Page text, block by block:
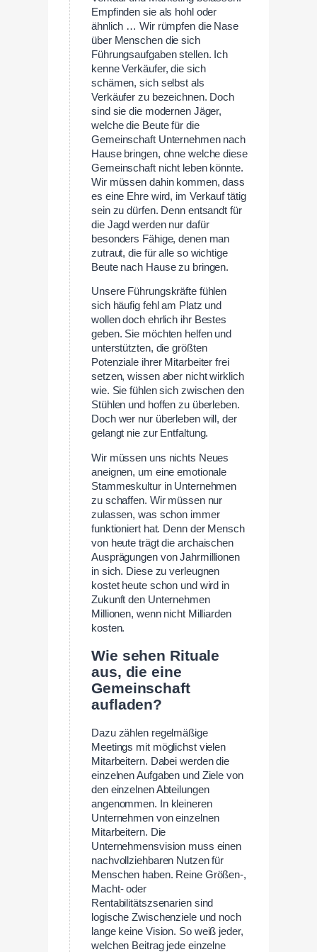
Empfinden sie als hohl oder
ähnlich … Wir rümpfen die Nase
über Menschen die sich
Führungsaufgaben stellen. Ich
kenne Verkäufer, die sich
schämen, sich selbst als
Verkäufer zu bezeichnen. Doch
sind sie die modernen Jäger,
welche die Beute für die
Gemeinschaft Unternehmen nach
Hause bringen, ohne welche diese
Gemeinschaft nicht leben könnte.
Wir müssen dahin kommen, dass
es eine Ehre wird, im Verkauf tätig
sein zu dürfen. Denn entsandt für
die Jagd werden nur dafür
besonders Fähige, denen man
zutraut, die für alle so wichtige
Beute nach Hause zu bringen.
Unsere Führungskräfte fühlen
sich häufig fehl am Platz und
wollen doch ehrlich ihr Bestes
geben. Sie möchten helfen und
unterstützten, die größten
Potenziale ihrer Mitarbeiter frei
setzen, wissen aber nicht wirklich
wie. Sie fühlen sich zwischen den
Stühlen und hoffen zu überleben.
Doch wer nur überleben will, der
gelangt nie zur Entfaltung.
Wir müssen uns nichts Neues
aneignen, um eine emotionale
Stammeskultur in Unternehmen
zu schaffen. Wir müssen nur
zulassen, was schon immer
funktioniert hat. Denn der Mensch
von heute trägt die archaischen
Ausprägungen von Jahrmillionen
in sich. Diese zu verleugnen
kostet heute schon und wird in
Zukunft den Unternehmen
Millionen, wenn nicht Milliarden
kosten.
Wie sehen Rituale
aus, die eine
Gemeinschaft
aufladen?
Dazu zählen regelmäßige
Meetings mit möglichst vielen
Mitarbeitern. Dabei werden die
einzelnen Aufgaben und Ziele von
den einzelnen Abteilungen
angenommen. In kleineren
Unternehmen von einzelnen
Mitarbeitern. Die
Unternehmensvision muss einen
nachvollziehbaren Nutzen für
Menschen haben. Reine Größen-,
Macht- oder
Rentabilitätszsenarien sind
logische Zwischenziele und noch
lange keine Vision. So weiß jeder,
welchen Beitrag jede einzelne